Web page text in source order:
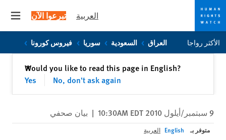
Skip
to
Skip
to
العربية تبرعوا الآن
الأكثر رواجا العراق السعودية سوريا فيروس كورونا
Would you like to read this page in English?
Yes
No, don't ask again
✕إغلاق
9 سبتمبر/أيلول 2010 10:30AM EDT | بيان صحفي
متوفر بـ English العربية